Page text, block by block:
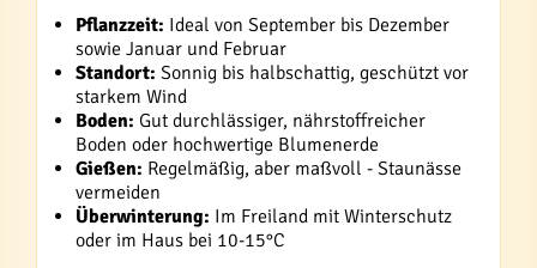
Pflanzzeit: Ideal von September bis Dezember
sowie Januar und Februar
Standort: Sonnig bis halbschattig, geschützt vor
starkem Wind
Boden: Gut durchlässiger, nährstoffreicher
Boden oder hochwertige Blumenerde
Gießen: Regelmäßig, aber maßvoll - Staunässe
vermeiden
Überwinterung: Im Freiland mit Winterschutz
oder im Haus bei 10-15°C